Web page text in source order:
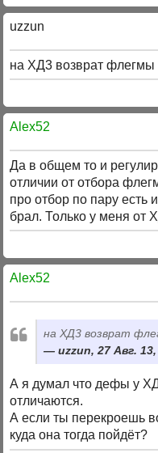
uzzun
на ХД3 возврат
Alex52
Да в общем то и
отличии от отбора
про отбор по пару
брал. Только у меня от
Alex52
на ХД3 возврат
uzzun, 27 Авг.
А я думал что дефы у
отличаются.
А если ты перекроешь
куда она тогда пойдёт?